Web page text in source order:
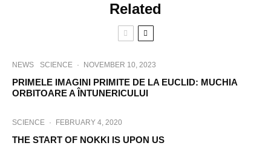
Related
NEWS SCIENCE · NOVEMBER 10, 2023
PRIMELE IMAGINI PRIMITE DE LA EUCLID: MUCHIA
ORBITOARE A ÎNTUNERICULUI
SCIENCE · FEBRUARY 4, 2020
THE START OF NOKKI IS UPON US